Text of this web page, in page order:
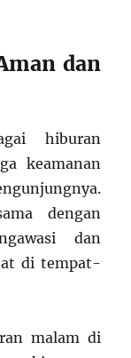
dan
hiburan
keamanan
dengan
dan
di tempat-
malam di